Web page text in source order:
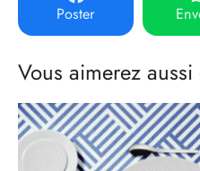
Poster
Vous aimerez